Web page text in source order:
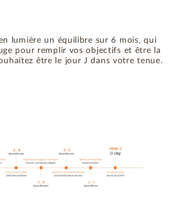
lumière un équilibre sur 6 mois, qui
pour remplir vos objectifs et être la
être le jour J dans votre tenue.